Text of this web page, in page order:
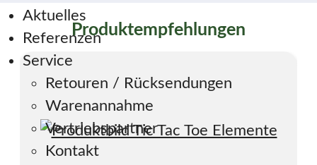
Aktuelles
Referenzen
Service
Retouren / Rücksendungen
Warenannahme
Vertriebspartner
Kontakt
Produktempfehlungen